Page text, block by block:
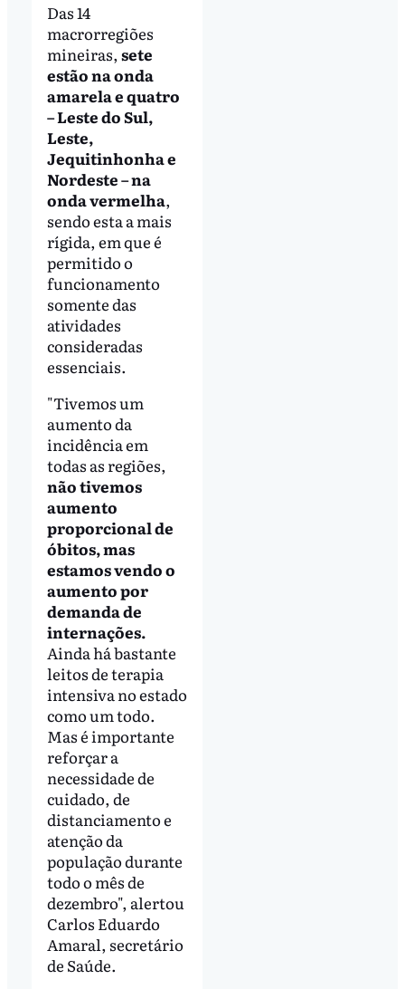
Das 14
macrorregiões
mineiras, sete
estão na onda
amarela e quatro
– Leste do Sul,
Leste,
Jequitinhonha e
Nordeste – na
onda vermelha,
sendo esta a mais
rígida, em que é
permitido o
funcionamento
somente das
atividades
consideradas
essenciais.
"Tivemos um
aumento da
incidência em
todas as regiões,
não tivemos
aumento
proporcional de
óbitos, mas
estamos vendo o
aumento por
demanda de
internações.
Ainda há bastante
leitos de terapia
intensiva no estado
como um todo.
Mas é importante
reforçar a
necessidade de
cuidado, de
distanciamento e
atenção da
população durante
todo o mês de
dezembro", alertou
Carlos Eduardo
Amaral, secretário
de Saúde.